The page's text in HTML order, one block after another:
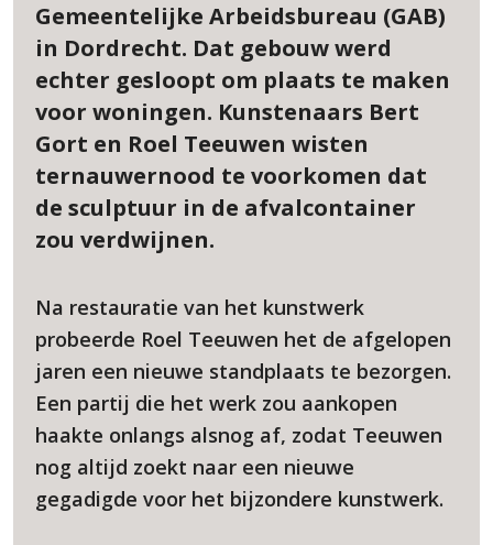
Gemeentelijke Arbeidsbureau (GAB)
in Dordrecht. Dat gebouw werd
echter gesloopt om plaats te maken
voor woningen. Kunstenaars Bert
Gort en Roel Teeuwen wisten
ternauwernood te voorkomen dat
de sculptuur in de afvalcontainer
zou verdwijnen.
Na restauratie van het kunstwerk
probeerde Roel Teeuwen het de afgelopen
jaren een nieuwe standplaats te bezorgen.
Een partij die het werk zou aankopen
haakte onlangs alsnog af, zodat Teeuwen
nog altijd zoekt naar een nieuwe
gegadigde voor het bijzondere kunstwerk.